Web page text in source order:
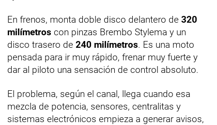
En frenos, monta doble disco delantero de 320
milímetros con pinzas Brembo Stylema y un
disco trasero de 240 milímetros. Es una moto
pensada para ir muy rápido, frenar muy fuerte y
dar al piloto una sensación de control absoluto.
El problema, según el canal, llega cuando esa
mezcla de potencia, sensores, centralitas y
sistemas electrónicos empieza a generar avisos,